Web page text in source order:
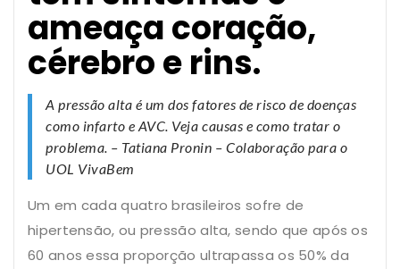
ameaça coração,
cérebro e rins.
A pressão alta é um dos fatores de risco de doenças
como infarto e AVC. Veja causas e como tratar o
problema. – Tatiana Pronin – Colaboração para o
UOL VivaBem
Um em cada quatro brasileiros sofre de
hipertensão, ou pressão alta, sendo que após os
60 anos essa proporção ultrapassa os 50% da